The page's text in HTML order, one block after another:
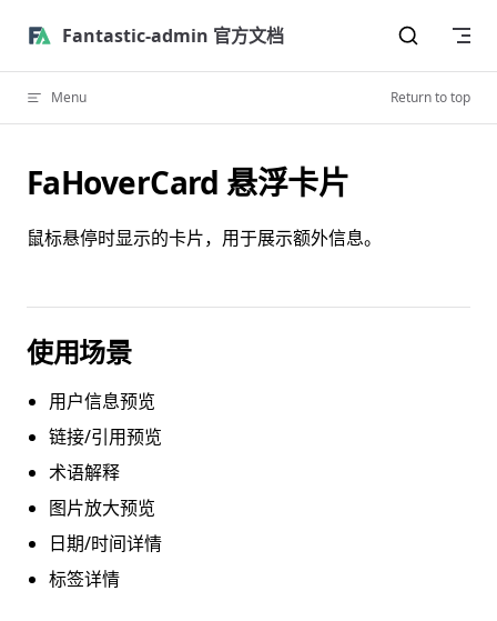
Skip to content
Fantastic-admin 官方文档
Menu Return to top
FaHoverCard 悬浮卡片
鼠标悬停时显示的卡片，用于展示额外信息。
使用场景
用户信息预览
链接/引用预览
术语解释
图片放大预览
日期/时间详情
标签详情